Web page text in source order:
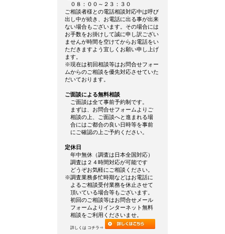
０８：００～２３：３０
ご相談者様との電話相談対応中は呼び
出し中が続き、お電話に出る事が出来
ない場合もございます。その場合には
お手数をお掛けして誠に申し訳ござい
ませんが時間を空けてからお電話をい
ただきますよう宜しくお願い申し上げ
ます。
※現在は初回相談等はお問合せフォー
ムからのご相談を優先対応させていた
だいております。
ご面談による無料相談
ご面談は全て事前予約制です。
まずは、お問合せフォームよりご
相談の上、ご面談へと進まれる場
合にはご都合の良い日時等を事前
にご確認の上ご予約ください。
定休日
年中無休（調査は日本全国対応）
調査は２４時間対応が可能です
どうぞお気軽にご相談ください。
※調査業務多忙時期などはお電話に
よるご相談受付業務を休止させて
頂いている場合等もございます。
初回のご相談等はお問合せメール
フォームよりインターネット無料
相談をご利用くださいませ。
詳しくは コチラ⇒